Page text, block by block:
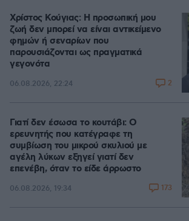
Χρίστος Κούγιας: Η προσωπική μου
ζωή δεν μπορεί να είναι αντικείμενο
φημών ή σεναρίων που
παρουσιάζονται ως πραγματικά
γεγονότα
06.08.2026, 22:24 2
Γιατί δεν έσωσα το κουτάβι: Ο
ερευνητής που κατέγραφε τη
συμβίωση του μικρού σκυλιού με
αγέλη λύκων εξηγεί γιατί δεν
επενέβη, όταν το είδε άρρωστο
06.08.2026, 19:34 173